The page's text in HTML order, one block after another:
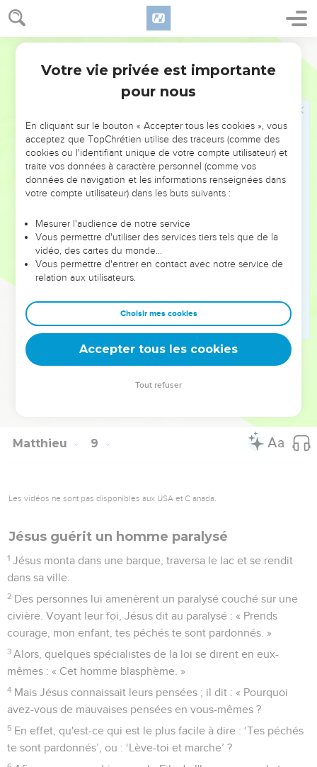
Matthieu 8
Jésus guérit deux hommes possédés par
des esprits mauvais
Lorsqu'il fut arrivé sur l'autre rive, dans le pays des
Gadaréniens, deux démoniaques qui sortaient des tombeaux
vinrent à sa rencontre. Ils étaient si dangereux que personne
Et voilà qu’ils se mirent à crier : « Que nous veux-tu,
[Jésus, ] Fils de Dieu ? Es-tu venu ici pour nous tourmenter
avant le moment fixé ? »
Il y avait loin d'eux un grand troupeau de porcs en train de
Les démons suppliaient Jésus : « Si tu nous chasses,
permets-nous d'aller dans ce troupeau de porcs. »
« Allez-y ! » leur dit-il. Ils sortirent des deux hommes et
entrèrent dans les porcs. Alors tout le troupeau se précipita
du haut de la falaise dans le lac, et ils moururent dans l'eau.
Les gardiens du troupeau s'enfuirent et allèrent dans la
ville rapporter tout ce qui s'était passé et ce qui était arrivé
aux démoniaques.
Alors tous les habitants de la ville sortirent à la rencontre
Matthieu 9
Les vidéos ne sont pas disponibles aux USA et C anada.
Jésus guérit un homme paralysé
1 Jésus monta dans une barque, traversa le lac et se rendit
dans sa ville.
2 Des personnes lui amenèrent un paralysé couché sur une
civière. Voyant leur foi, Jésus dit au paralysé : « Prends
courage, mon enfant, tes péchés te sont pardonnés. »
3 Alors, quelques spécialistes de la loi se dirent en eux-
mêmes : « Cet homme blasphème. »
4 Mais Jésus connaissait leurs pensées ; il dit : « Pourquoi
avez-vous de mauvaises pensées en vous-mêmes ?
5 En effet, qu'est-ce qui est le plus facile à dire : ‘Tes péchés
te sont pardonnés’, ou : ‘Lève-toi et marche’ ?
Votre vie privée est importante
pour nous
En cliquant sur le bouton « Accepter tous les cookies », vous
acceptez que TopChrétien utilise des traceurs (comme des
cookies ou l'identifiant unique de votre compte utilisateur) et
traite vos données à caractère personnel (comme vos
données de navigation et les informations renseignées dans
votre compte utilisateur) dans les buts suivants :
Mesurer l'audience de notre service
Vous permettre d'utiliser des services tiers tels que de la
vidéo, des cartes du monde…
Vous permettre d'entrer en contact avec notre service de
relation aux utilisateurs.
Choisir mes cookies
Accepter tous les cookies
Tout refuser